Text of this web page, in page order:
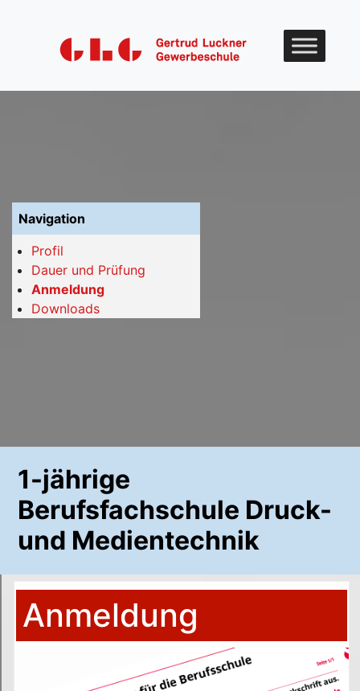
Navigation
Profil
Dauer und Prüfung
Anmeldung
Downloads
1-jährige
Berufsfachschule Druck-
und Medientechnik
Anmeldung